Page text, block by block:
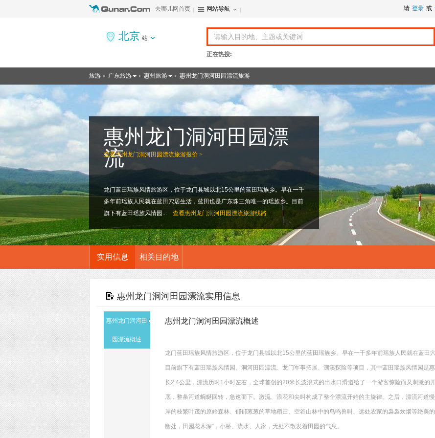
请 登录 或
去哪儿网首页 网站导航
北京 站
正在热搜:
旅游 > 广东旅游 > 惠州旅游 > 惠州龙门洞河田园漂流旅游
查看惠州龙门洞河田园漂流旅游报价 >
惠州龙门洞河田园漂
流
龙门蓝田瑶族风情旅游区，位于龙门县城以北15公里的蓝田瑶族乡。早在一千
多年前瑶族人民就在蓝田穴居生活，蓝田也是广东珠三角唯一的瑶族乡。目前
旗下有蓝田瑶族风情园...
查看惠州龙门洞河田园漂流旅游线路
实用信息 相关目的地
惠州龙门洞河田园漂流实用信息
惠州龙门洞河田
园漂流概述
惠州龙门洞河田园漂流概述
龙门蓝田瑶族风情旅游区，位于龙门县城以北15公里的蓝田瑶族乡。早在一千多年前瑶族人民就在蓝田
目前旗下有蓝田瑶族风情园、洞河田园漂流、龙门军事拓展、溯溪探险等项目，其中蓝田瑶族风情园是
长2.4公里，漂流历时1小时左右，全球首创的20米长波浪式的出水口滑道给了一个游客惊险而又刺激的
底，整条河道蜿蜒回转，急速而下。激流、浪花和尖叫构成了整个漂流开始的主旋律。之后，漂流河道
岸的枝繁叶茂的原始森林、郁郁葱葱的草地稻田、空谷山林中的鸟鸣兽叫、远处农家的袅袅炊烟等绝美
幽处，田园花木深”，小桥、流水、人家，无处不散发着田园的气息。